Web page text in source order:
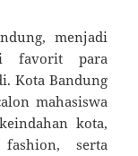
menjadi
favorit para
Kota Bandung
mahasiswa
kota,
fashion, serta